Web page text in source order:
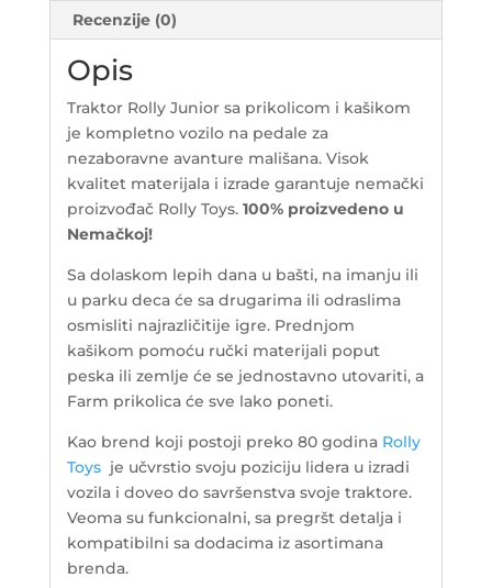
količina
Recenzije (0)
Opis
Traktor Rolly Junior sa prikolicom i kašikom
je kompletno vozilo na pedale za
nezaboravne avanture mališana. Visok
kvalitet materijala i izrade garantuje nemački
proizvođač Rolly Toys. 100% proizvedeno u
Nemačkoj!
Sa dolaskom lepih dana u bašti, na imanju ili
u parku deca će sa drugarima ili odraslima
osmisliti najrazličitije igre. Prednjom
kašikom pomoću ručki materijali poput
peska ili zemlje će se jednostavno utovariti, a
Farm prikolica će sve lako poneti.
Kao brend koji postoji preko 80 godina Rolly
Toysje učvrstio svoju poziciju lidera u izradi
vozila i doveo do savršenstva svoje traktore.
Veoma su funkcionalni, sa pregršt detalja i
kompatibilni sa dodacima iz asortimana
brenda.